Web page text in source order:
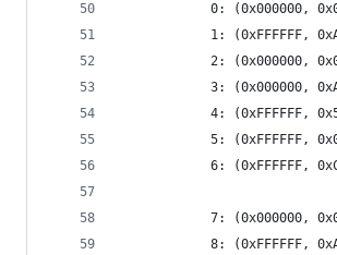
0: (0x000000,
1: (0xFFFFFF,
2: (0x000000,
3: (0x000000,
4: (0xFFFFFF,
5: (0xFFFFFF,
6: (0xFFFFFF,
7: (0x000000,
8: (0xFFFFFF,